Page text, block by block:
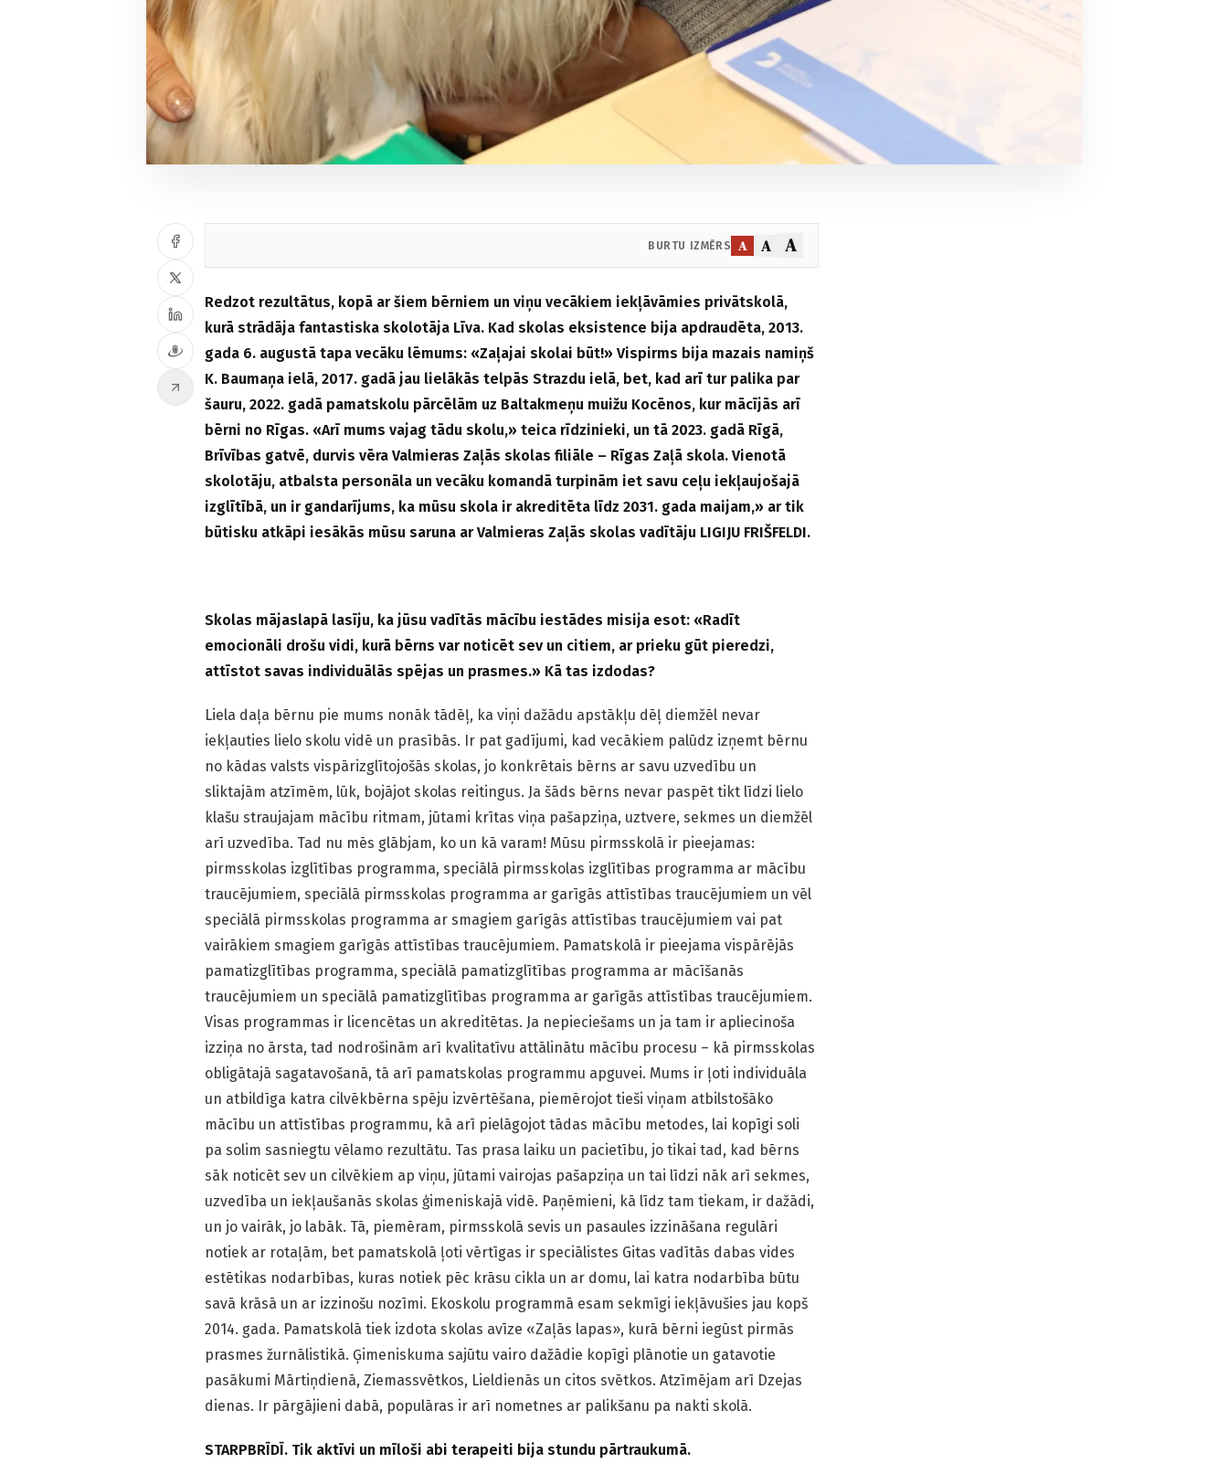
BURTU IZMĒRS A A A
Redzot rezultātus, kopā ar šiem bērniem un viņu vecākiem iekļāvāmies privātskolā,
kurā strādāja fantastiska skolotāja Līva. Kad skolas eksistence bija apdraudēta, 2013.
gada 6. augustā tapa vecāku lēmums: «Zaļajai skolai būt!» Vispirms bija mazais namiņš
K. Baumaņa ielā, 2017. gadā jau lielākās telpās Strazdu ielā, bet, kad arī tur palika par
šauru, 2022. gadā pamatskolu pārcēlām uz Baltakmeņu muižu Kocēnos, kur mācījās arī
bērni no Rīgas. «Arī mums vajag tādu skolu,» teica rīdzinieki, un tā 2023. gadā Rīgā,
Brīvības gatvē, durvis vēra Valmieras Zaļās skolas filiāle – Rīgas Zaļā skola. Vienotā
skolotāju, atbalsta personāla un vecāku komandā turpinām iet savu ceļu iekļaujošajā
izglītībā, un ir gandarījums, ka mūsu skola ir akreditēta līdz 2031. gada maijam,» ar tik
būtisku atkāpi iesākās mūsu saruna ar Valmieras Zaļās skolas vadītāju LIGIJU FRIŠFELDI.
Skolas mājaslapā lasīju, ka jūsu vadītās mācību iestādes misija esot: «Radīt
emocionāli drošu vidi, kurā bērns var noticēt sev un citiem, ar prieku gūt pieredzi,
attīstot savas individuālās spējas un prasmes.» Kā tas izdodas?
Liela daļa bērnu pie mums nonāk tādēļ, ka viņi dažādu apstākļu dēļ diemžēl nevar
iekļauties lielo skolu vidē un prasībās. Ir pat gadījumi, kad vecākiem palūdz izņemt bērnu
no kādas valsts vispārizglītojošās skolas, jo konkrētais bērns ar savu uzvedību un
sliktajām atzīmēm, lūk, bojājot skolas reitingus. Ja šāds bērns nevar paspēt tikt līdzi lielo
klašu straujajam mācību ritmam, jūtami krītas viņa pašapziņa, uztvere, sekmes un diemžēl
arī uzvedība. Tad nu mēs glābjam, ko un kā varam! Mūsu pirmsskolā ir pieejamas:
pirmsskolas izglītības programma, speciālā pirmsskolas izglītības programma ar mācību
traucējumiem, speciālā pirmsskolas programma ar garīgās attīstības traucējumiem un vēl
speciālā pirmsskolas programma ar smagiem garīgās attīstības traucējumiem vai pat
vairākiem smagiem garīgās attīstības traucējumiem. Pamatskolā ir pieejama vispārējās
pamatizglītības programma, speciālā pamatizglītības programma ar mācīšanās
traucējumiem un speciālā pamatizglītības programma ar garīgās attīstības traucējumiem.
Visas programmas ir licencētas un akreditētas. Ja nepieciešams un ja tam ir apliecinoša
izziņa no ārsta, tad nodrošinām arī kvalitatīvu attālinātu mācību procesu – kā pirmsskolas
obligātajā sagatavošanā, tā arī pamatskolas programmu apguvei. Mums ir ļoti individuāla
un atbildīga katra cilvēkbērna spēju izvērtēšana, piemērojot tieši viņam atbilstošāko
mācību un attīstības programmu, kā arī pielāgojot tādas mācību metodes, lai kopīgi soli
pa solim sasniegtu vēlamo rezultātu. Tas prasa laiku un pacietību, jo tikai tad, kad bērns
sāk noticēt sev un cilvēkiem ap viņu, jūtami vairojas pašapziņa un tai līdzi nāk arī sekmes,
uzvedība un iekļaušanās skolas ģimeniskajā vidē. Paņēmieni, kā līdz tam tiekam, ir dažādi,
un jo vairāk, jo labāk. Tā, piemēram, pirmsskolā sevis un pasaules izzināšana regulāri
notiek ar rotaļām, bet pamatskolā ļoti vērtīgas ir speciālistes Gitas vadītās dabas vides
estētikas nodarbības, kuras notiek pēc krāsu cikla un ar domu, lai katra nodarbība būtu
savā krāsā un ar izzinošu nozīmi. Ekoskolu programmā esam sekmīgi iekļāvušies jau kopš
2014. gada. Pamatskolā tiek izdota skolas avīze «Zaļās lapas», kurā bērni iegūst pirmās
prasmes žurnālistikā. Ģimeniskuma sajūtu vairo dažādie kopīgi plānotie un gatavotie
pasākumi Mārtiņdienā, Ziemassvētkos, Lieldienās un citos svētkos. Atzīmējam arī Dzejas
dienas. Ir pārgājieni dabā, populāras ir arī nometnes ar palikšanu pa nakti skolā.
STARPBRĪDĪ. Tik aktīvi un mīloši abi terapeiti bija stundu pārtraukumā.